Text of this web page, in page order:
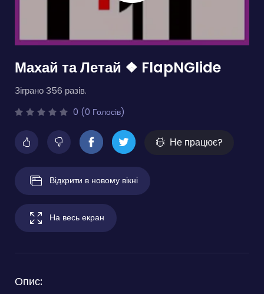
Махай та Летай ❖ FlapNGlide
Зіграно 356 разів.
0 (0 Голосів)
Не працює?
Відкрити в новому вікні
На весь екран
Опис: